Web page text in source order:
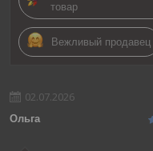
товар
Вежливый продавец
02.07.2026
Ольга